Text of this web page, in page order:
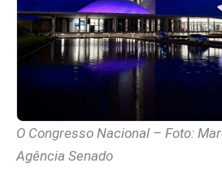
O Congresso Nacional – Foto:
Agência Senado